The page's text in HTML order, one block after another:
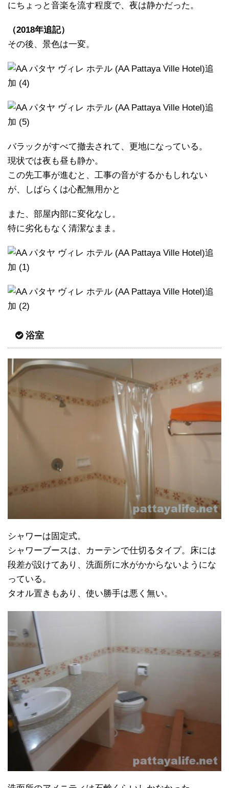
にちょっと音楽を流す程度で、夜は静かだった。
（2018年追記）
その後、景色は一変。
バラックがすべて撤去されて、更地になっている。
現状では夜も昼も静か。
この先工事が進むと、工事の音がするかもしれない
が、しばらくは心配無用かと
また、部屋内部に変化なし。
特に劣化もなく清潔なまま。
浴室
シャワーは固定式。
シャワーブースは、カーテンで仕切るタイプ。床には
段差が設けてあり、洗面所に水がかからないようにな
っている。
タオル置きもあり、使い勝手は悪く無い。